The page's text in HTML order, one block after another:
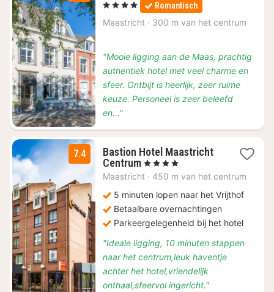
vanaf
€
, 4 Sterren Romantisch
Maastricht · 300 m van het centrum
"Mooie ligging aan de Maas, prachtig
authentiek hotel met veel charme en
sfeer. Ontbijt is heerlijk, zeer ruime
keuze. Personeel is zeer beleefd
en..."
7.4
Bastion Hotel Maastricht
Centrum1
nacht
€
229
, 4 Sterren
Maastricht · 450 m van het centrum
5 minuten lopen naar het Vrijthof
Betaalbare overnachtingen
Parkeergelegenheid bij het hotel
"Ideale ligging, 10 minuten stappen
naar het centrum,leuk haventje
achter het hotel,vriendelijk
onthaal,sfeervol ingericht."